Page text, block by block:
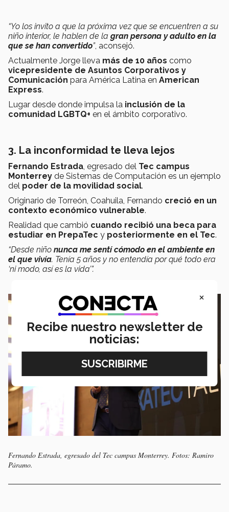
“Yo los invito a que la próxima vez que se encuentren a su
niño interior, le hablen de la gran persona y adulto en la
que se han convertido”, aconsejó.
Actualmente Jorge lleva más de 10 años como
vicepresidente de Asuntos Corporativos y
Comunicación para América Latina en American
Express.
Lugar desde donde impulsa la inclusión de la
comunidad LGBTQ+ en el ámbito corporativo.
3. La inconformidad te lleva lejos
Fernando Estrada, egresado del Tec campus
Monterrey de Sistemas de Computación es un ejemplo
del poder de la movilidad social.
Originario de Torreón, Coahuila, Fernando creció en un
contexto económico vulnerable.
Realidad que cambió cuando recibió una beca para
estudiar en PrepaTec y posteriormente en el Tec.
“Desde niño nunca me sentí cómodo en el ambiente en
el que vivía. Tenía 5 años y no entendía por qué todo era
‘ni modo, así es la vida’”.
Fernando Estrada, egresado del Tec campus Monterrey. Fotos: Ramiro
Páramo.
×
Recibe nuestro newsletter de
noticias: